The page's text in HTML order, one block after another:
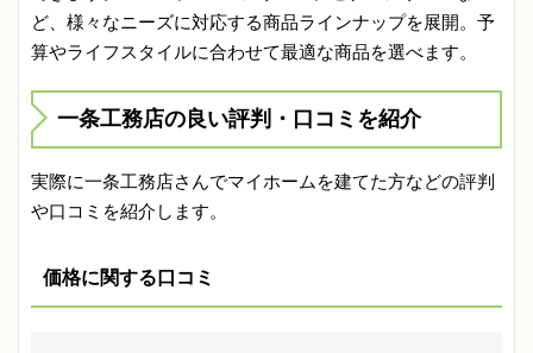
ど、様々なニーズに対応する商品ラインナップを展開。予
算やライフスタイルに合わせて最適な商品を選べます。
一条工務店の良い評判・口コミを紹介
実際に一条工務店さんでマイホームを建てた方などの評判
や口コミを紹介します。
価格に関する口コミ